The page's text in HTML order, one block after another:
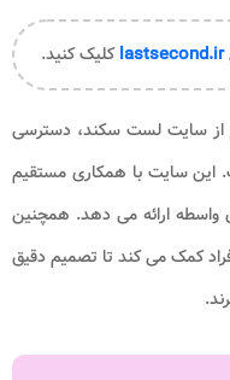
lastsecond.irکلیک کنید.
از سایت لست سکند، دسترسی
سایت با همکاری مستقیم
واسطه ارائه می دهد. همچنین
کمک می کند تا تصمیم دقیق